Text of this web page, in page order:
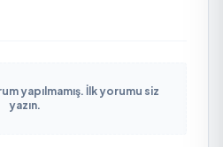
yapılmamış. İlk yorumu siz
yazın.